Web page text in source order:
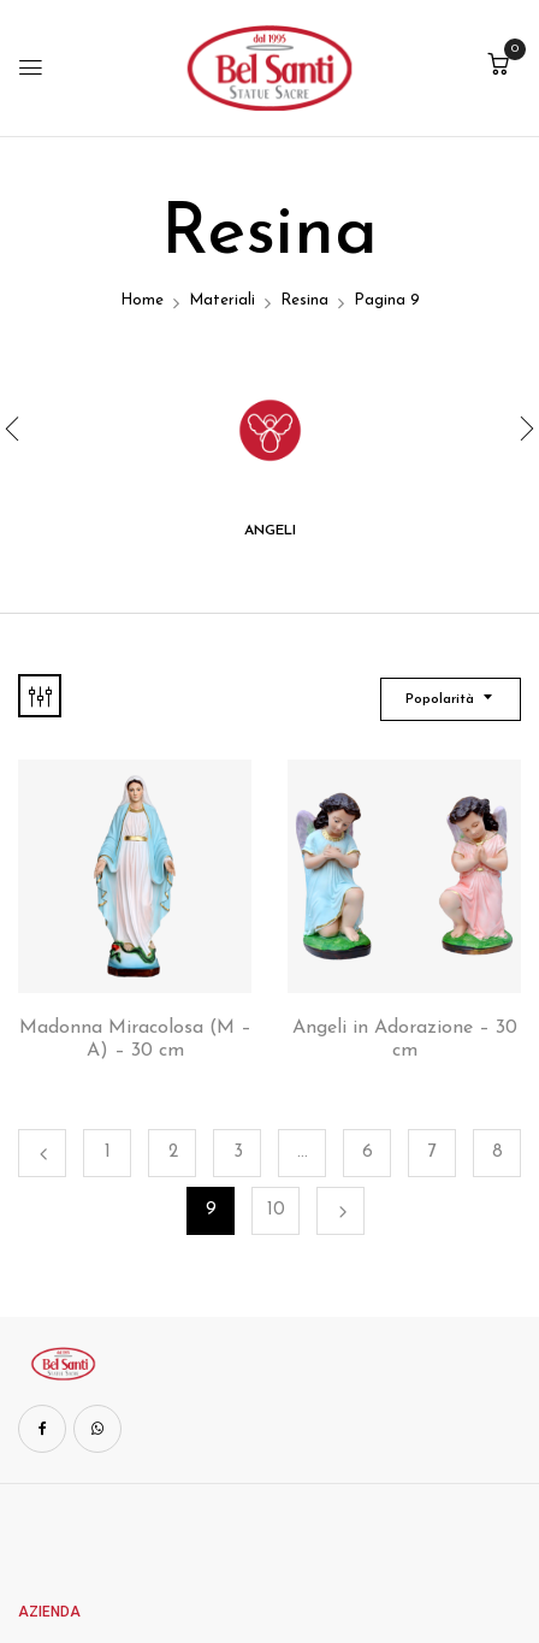
0
Resina
Home Materiali Resina Pagina 9
ANGELI
Popolarità
Madonna Miracolosa (M –
A) – 30 cm
Angeli in Adorazione – 30
cm
2 3 … 6 7 8
9 10
AZIENDA